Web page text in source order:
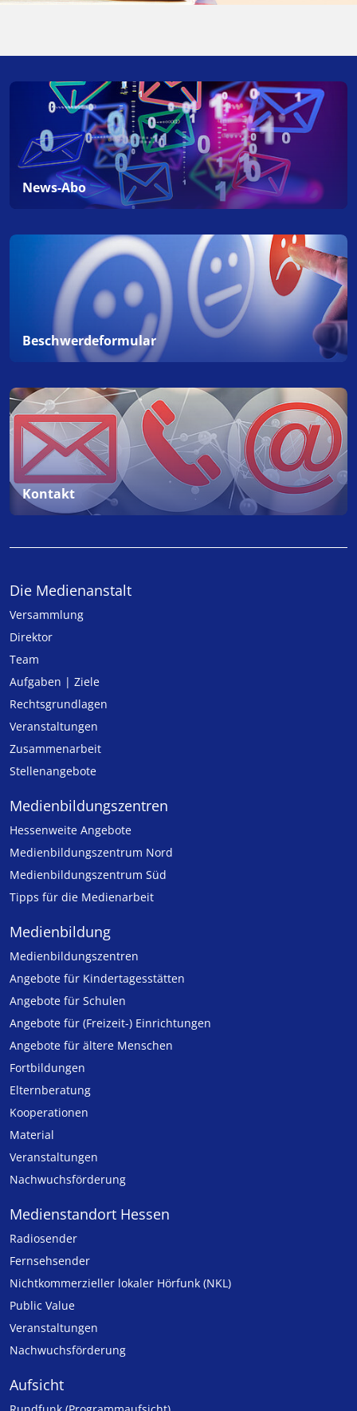
News-Abo
Beschwerdeformular
Kontakt
Die Medienanstalt
Versammlung
Direktor
Team
Aufgaben | Ziele
Rechtsgrundlagen
Veranstaltungen
Zusammenarbeit
Stellenangebote
Medien­bildungs­zentren
Hessenweite Angebote
Medienbildungszentrum Nord
Medienbildungszentrum Süd
Tipps für die Medienarbeit
Medienbildung
Medien­bildungs­zentren
Angebote für Kinder­tages­stätten
Angebote für Schulen
Angebote für (Freizeit-) Ein­rich­tungen
Angebote für ältere Menschen
Fortbildungen
Elternberatung
Kooperationen
Material
Veranstaltungen
Nachwuchsförderung
Medienstandort Hessen
Radiosender
Fernsehsender
Nicht­kommer­zieller lo­ka­ler Hör­funk (NKL)
Public Value
Veranstaltungen
Nachwuchsförderung
Aufsicht